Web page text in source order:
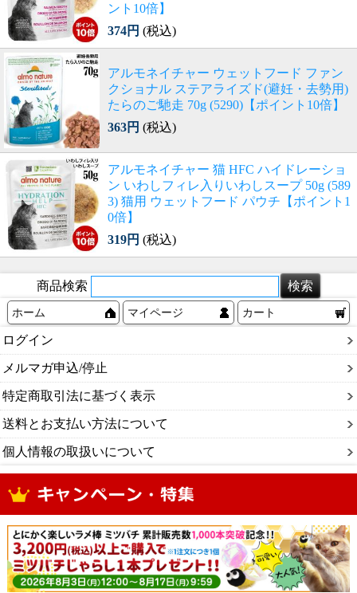
ント10倍】
374円 (税込)
アルモネイチャー ウェットフード ファン
クショナル ステアライズド(避妊・去勢用)
たらのご馳走 70g (5290)【ポイント10倍】
363円 (税込)
アルモネイチャー 猫 HFC ハイドレーショ
ン いわしフィレ入りいわしスープ 50g (589
3) 猫用 ウェットフード パウチ【ポイント1
0倍】
319円 (税込)
商品検索
ホーム マイページ カート
ログイン
メルマガ申込/停止
特定商取引法に基づく表示
送料とお支払い方法について
個人情報の取扱いについて